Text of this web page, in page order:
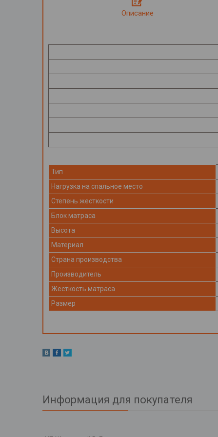
Описание
Тип
Нагрузка на спальное место
Степень жесткости
Блок матраса
Высота
Материал
Страна производства
Производитель
Жесткость матраса
Размер
Информация для покупателя